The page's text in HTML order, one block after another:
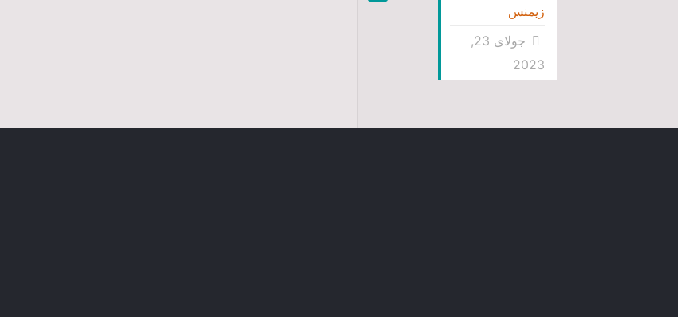
زیمنس
جولای 23,
2023